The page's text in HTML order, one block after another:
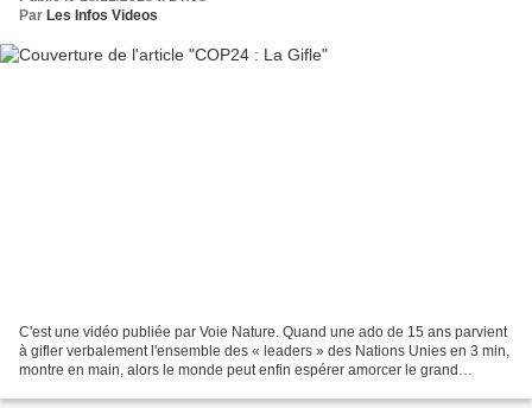
Par Les Infos Videos
C'est une vidéo publiée par Voie Nature. Quand une ado de 15 ans parvient
à gifler verbalement l'ensemble des « leaders » des Nations Unies en 3 min,
montre en main, alors le monde peut enfin espérer amorcer le grand